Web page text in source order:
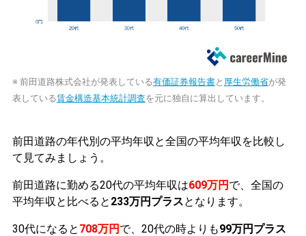
※ 前田道路株式会社が発表している有価証券報告書と 厚生労働省が発
表している賃金構造基本統計調査を元に独自に算出しています。
前田道路の年代別の平均年収と全国の平均年収を比較し
て見てみましょう。
前田道路に勤める20代の平均年収は609万円 で、全国の
平均年収と比べると 233万円プラスとなります。
30代になると 708万円 で、20代の時よりも99万円プラス